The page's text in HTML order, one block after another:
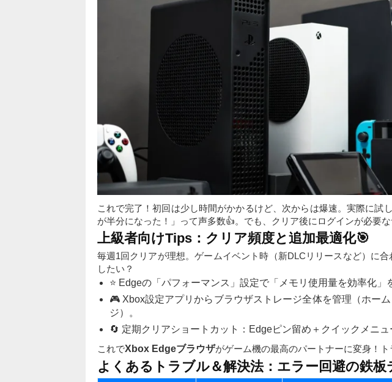
これで完了！初回は少し時間がかかるけど、次からは爆速。実際に試
が半分になった！」って声多数👍。でも、クリア後にログインが必要な
上級者向けTips：クリア頻度と追加最適化🎯
毎週1回クリアが理想。ゲームイベント時（新DLCリリースなど）に
したい？
⭐ Edgeの「パフォーマンス」設定で「メモリ使用量を効率化」
🎮 Xbox設定アプリからブラウザストレージ全体を管理（ホ
ジ）。
🔄 定期クリアショートカット：Edgeピン留め＋クイックメニュ
これでXbox Edgeブラウザがゲーム機の最高のパートナーに変身！ト
よくあるトラブル＆解決法：エラー回避の鉄板